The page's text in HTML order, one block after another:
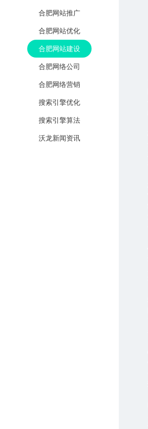
合肥网站推广
合肥网站优化
合肥网站建设
合肥网络公司
合肥网络营销
搜索引擎优化
搜索引擎算法
沃龙新闻资讯